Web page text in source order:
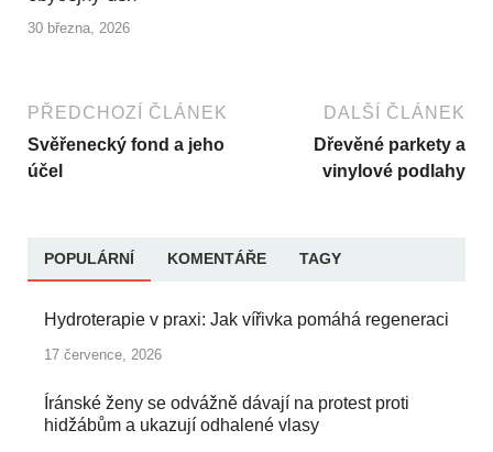
30 března, 2026
PŘEDCHOZÍ ČLÁNEK
Svěřenecký fond a jeho
účel
DALŠÍ ČLÁNEK
Dřevěné parkety a
vinylové podlahy
POPULÁRNÍ KOMENTÁŘE TAGY
Hydroterapie v praxi: Jak vířivka pomáhá regeneraci
17 července, 2026
Íránské ženy se odvážně dávají na protest proti
hidžábům a ukazují odhalené vlasy